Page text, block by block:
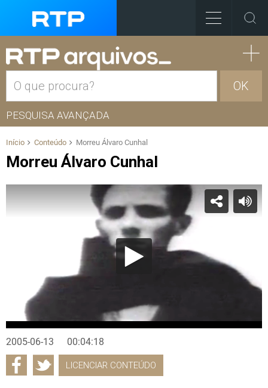
OK
PESQUISA AVANÇADA
Início Conteúdo Morreu Álvaro Cunhal
Morreu Álvaro Cunhal
2005-06-13 00:04:18
LICENCIAR CONTEÚDO